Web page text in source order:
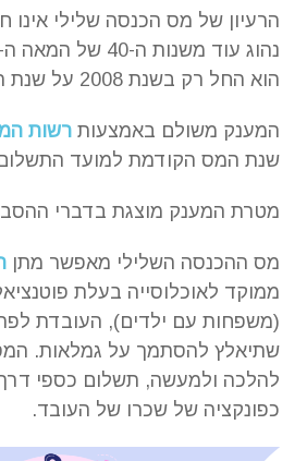
הרעיון של מס הכנסה שלילי אינו
הוא החל רק בשנת 2008 על שנת המס 2007.
המענק משולם באמצעות רשות
שנת המס הקודמת למועד
מטרת המענק מוצגת בדברי
מס ההכנסה השלילי מאפשר מתן
ממוקד לאוכלוסייה בעלת
(משפחות עם ילדים), העובדת
שתיאלץ להסתמך על גמלאות.
להלכה ולמעשה, תשלום כספי דרך
כפונקציה של שכרו של העובד.